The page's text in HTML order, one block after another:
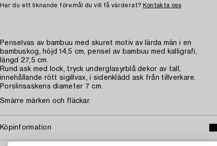
Har du ett liknande föremål du vill få värderat? Kontakta oss
Penselvas av bambuu med skuret motiv av lärda män i en
bambuskog, höjd 14,5 cm, pensel av bambuu med kalligrafi,
längd 27,5 cm.
Rund ask med lock, tryck underglasyrblå dekor av tall,
innehållande rött sigillvax, i sidenklädd ask från tillverkare.
Porslinsaskens diameter 7 cm.
Smärre märken och fläckar.
Köpinformation